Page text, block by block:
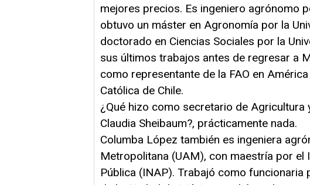
mejores precios. Es ingeniero agrónomo
obtuvo un máster en Agronomía por la
doctorado en Ciencias Sociales por la
sus últimos trabajos antes de regresar a
como representante de la FAO en
Católica de Chile.
¿Qué hizo como secretario de
Claudia Sheibaum?, prácticamente nada.
Columba López también es ingeniera
Metropolitana (UAM), con maestría por
Pública (INAP). Trabajó como funcionaria